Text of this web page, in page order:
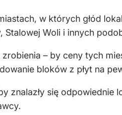
w których głód
Stalowej Woli i innych
– by ceny tych
bloków z płyt na
znalazły się odpowiednie